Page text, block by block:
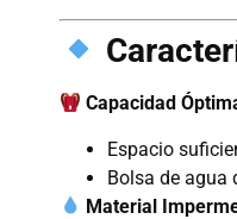
Capacidad
Espacio
Bolsa de agua
Material